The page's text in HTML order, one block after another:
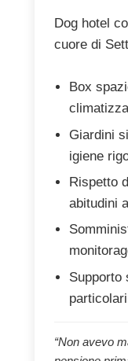
Dog hotel
cuore di
Box
Giardini
igiene
Rispetto
abitudini
Supporto
particolari
“Non avevo